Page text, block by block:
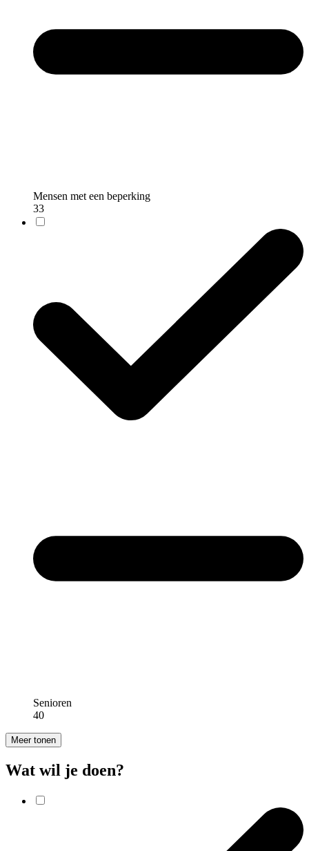
Mensen met een beperking
33
Senioren
40
Meer tonen
Wat wil je doen?